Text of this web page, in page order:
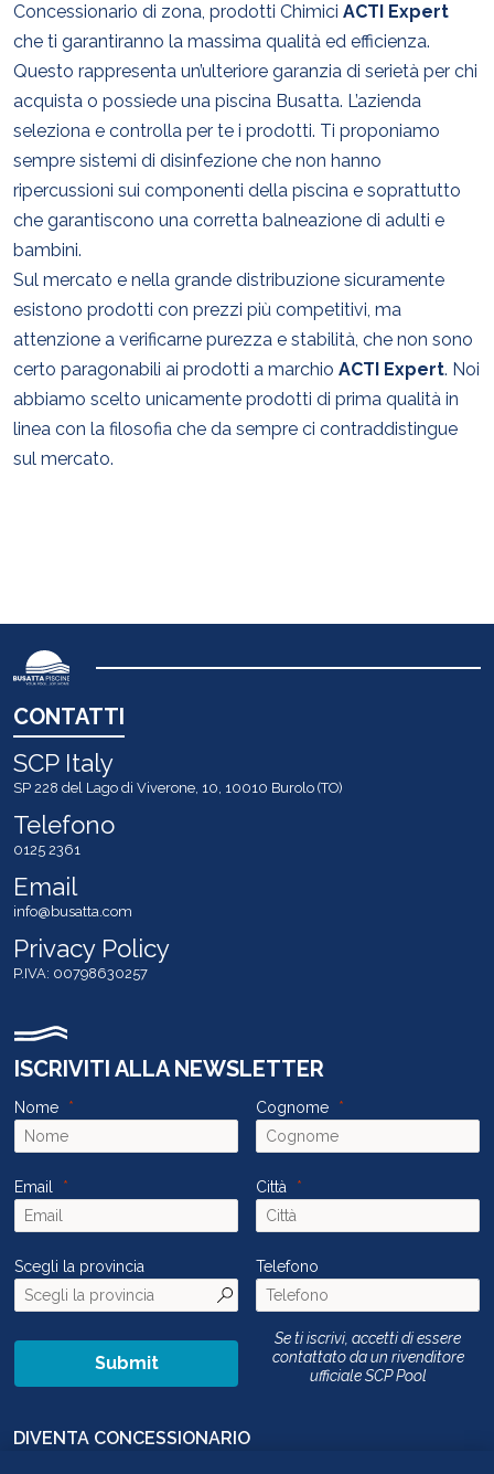
Concessionario di zona, prodotti Chimici ACTI Expert
che ti garantiranno la massima qualità ed efficienza.
Questo rappresenta un’ulteriore garanzia di serietà per chi
acquista o possiede una piscina Busatta. L’azienda
seleziona e controlla per te i prodotti. Ti proponiamo
sempre sistemi di disinfezione che non hanno
ripercussioni sui componenti della piscina e soprattutto
che garantiscono una corretta balneazione di adulti e
bambini.
Sul mercato e nella grande distribuzione sicuramente
esistono prodotti con prezzi più competitivi, ma
attenzione a verificarne purezza e stabilità, che non sono
certo paragonabili ai prodotti a marchio ACTI Expert. Noi
abbiamo scelto unicamente prodotti di prima qualità in
linea con la filosofia che da sempre ci contraddistingue
sul mercato.
CONTATTI
SCP Italy
SP 228 del Lago di Viverone, 10, 10010 Burolo (TO)
Telefono
0125 2361
Email
info@busatta.com
Privacy Policy
P.IVA: 00798630257
ISCRIVITI ALLA NEWSLETTER
Nome Cognome
Email Città
Scegli la provincia Telefono
Submit
Se ti iscrivi, accetti di essere
contattato da un rivenditore
ufficiale SCP Pool
DIVENTA CONCESSIONARIO